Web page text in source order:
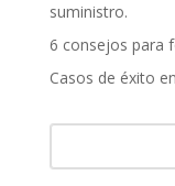
suministro.
6 consejos para
Casos de éxito